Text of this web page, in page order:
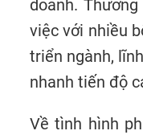
doanh.
việc với nhiều
triển ngành,
nhanh tiến độ
Về tình hình